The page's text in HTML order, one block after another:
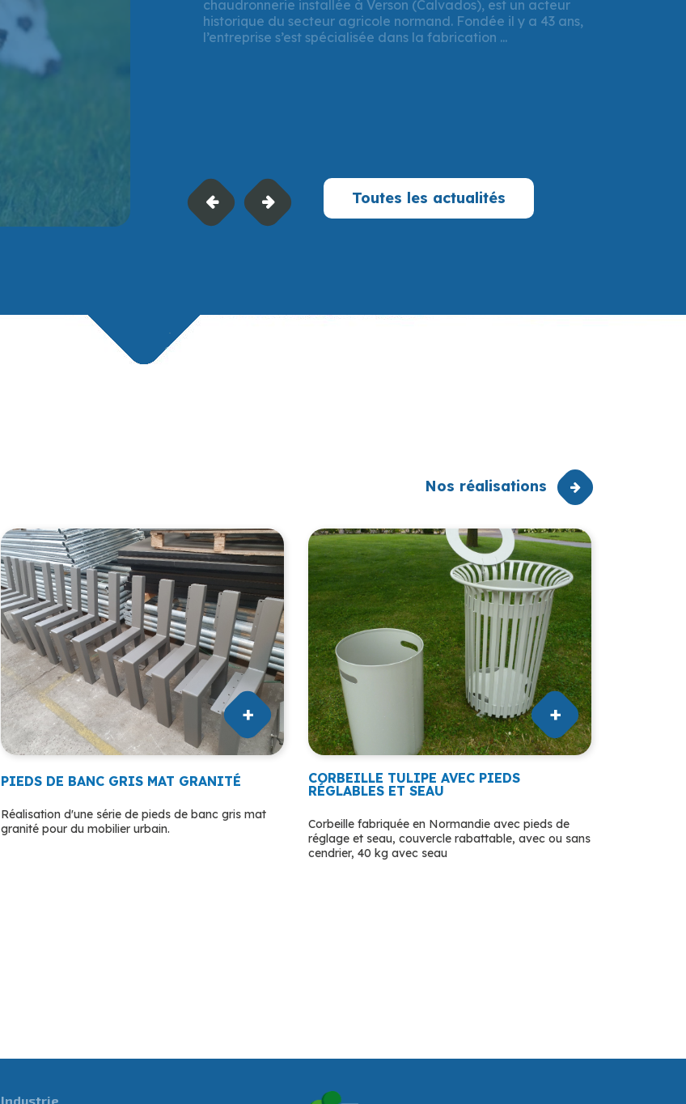
Mi-juillet 2025, la Région Normandie a validé un important
soutien financier à destination de l’entreprise FIAV, implantée
à Verson (Calvados). Un prêt à taux zéro de 337 500 € a été ...
Toutes les actualités
Nos réalisations
PIEDS DE BANC GRIS MAT GRANITÉ
Réalisation d'une série de pieds de banc gris mat
granité pour du mobilier urbain.
CORBEILLE TULIPE AVEC PIEDS
RÉGLABLES ET SEAU
Corbeille fabriquée en Normandie avec pieds de
réglage et seau, couvercle rabattable, avec ou sans
cendrier, 40 kg avec seau
Industrie